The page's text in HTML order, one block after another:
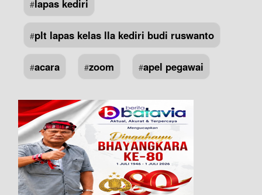
#lapas kediri
#plt lapas kelas lla kediri budi ruswanto
#acara #zoom #apel pegawai